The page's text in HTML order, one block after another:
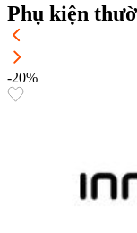
Phụ kiện
-20%